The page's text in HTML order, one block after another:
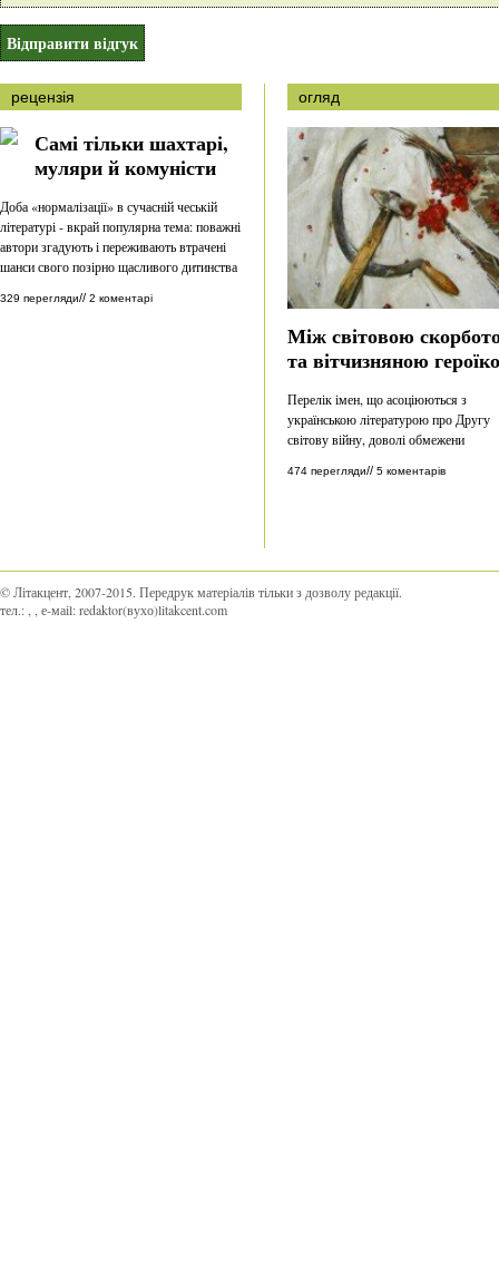
рецензія
Самі тільки шахтарі,
муляри й комуністи
Доба «нормалізації» в сучасній чеській
літературі - вкрай популярна тема: поважні
автори згадують і переживають втрачені
шанси свого позірно щасливого дитинства
329 перегляди// 2 коментарі
огляд
Між світовою
та вітчизняною
Перелік імен, що асоціюються з
українською літературою про Другу
світову війну, доволі обмежени
474 перегляди// 5 коментарів
© Літакцент, 2007-2015. Передрук матеріалів тільки з дозволу редакції.
тел.:
, е-маіl:redaktor(вухо)litakcent.com